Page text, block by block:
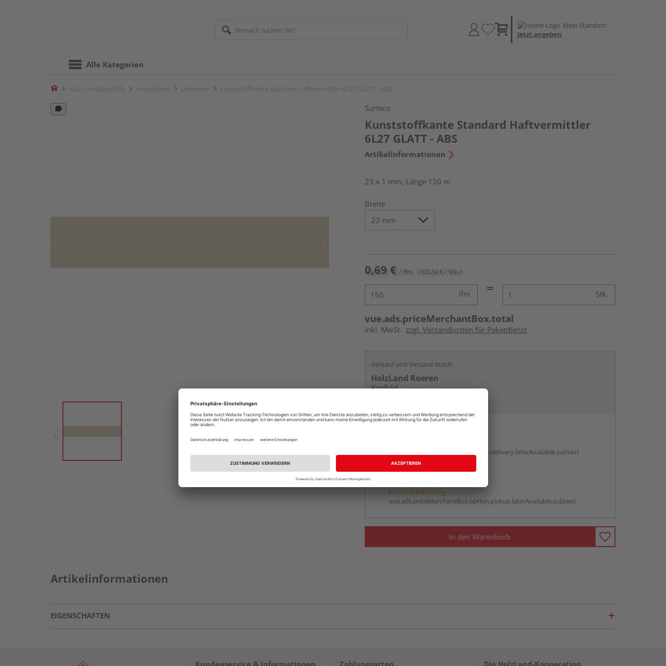
Mein Standort:
Jetzt angeben
Alle Kategorien
Home
Surteco
Kunststoffkante Standard Haftvermittler
6L27 GLATT - ABS
Artikelinformationen
23 x 1 mm, Länge 150 m
Breite
0,69 € / lfm (103,50 € / Stk.)
lfm Stk.
vue.ads.priceMerchantBox.total
inkl. MwSt. zzgl. Versandkosten für Paketdienst
Verkauf und Versand durch:
HolzLand Roeren
Krefeld
vue.ads.priceMerchantBox.option.delivery.laterAvailable.subtext
Auf Vorbestellung:
vue.ads.priceMerchantBox.option.pickup.laterAvailable.subtext
In den Warenkorb
Artikelinformationen
EIGENSCHAFTEN
Kundenservice & Informationen Zahlungsarten Die HolzLand-Kooperation